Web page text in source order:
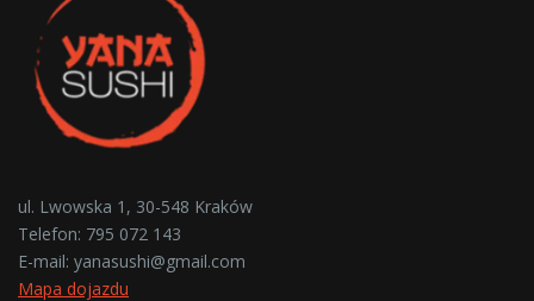
ul. Lwowska 1, 30-548 Kraków
Telefon: 795 072 143
E-mail: yanasushi@gmail.com
Mapa dojazdu